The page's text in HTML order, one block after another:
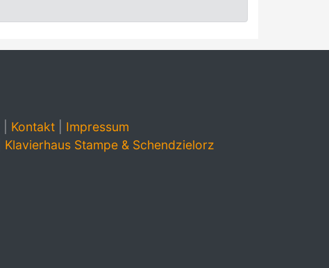
Kontakt| Impressum
Klavierhaus Stampe & Schendzielorz